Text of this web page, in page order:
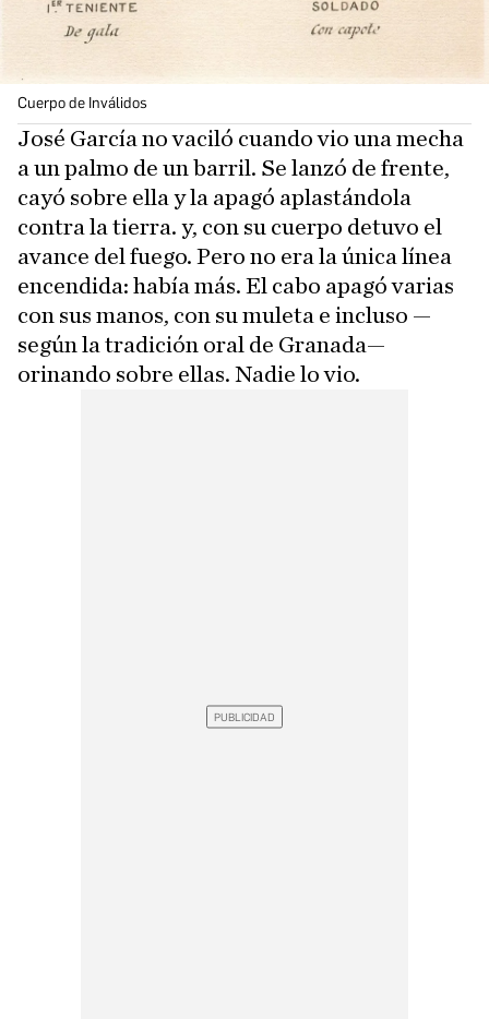
Cuerpo de Inválidos
José García no vaciló cuando vio una mecha
a un palmo de un barril. Se lanzó de frente,
cayó sobre ella y la apagó aplastándola
contra la tierra. y, con su cuerpo detuvo el
avance del fuego. Pero no era la única línea
encendida: había más. El cabo apagó varias
con sus manos, con su muleta e incluso —
según la tradición oral de Granada—
orinando sobre ellas. Nadie lo vio.